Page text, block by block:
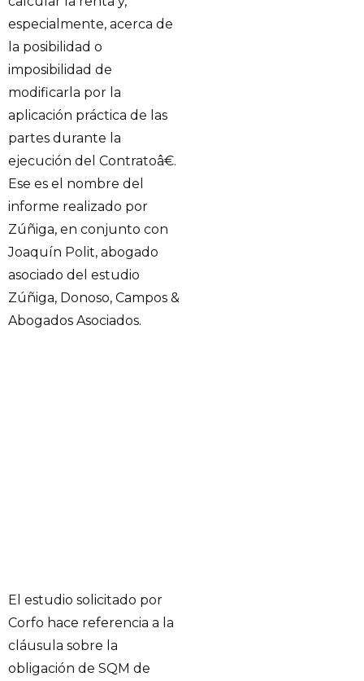
especialmente, acerca de
la posibilidad o
imposibilidad de
modificarla por la
aplicación práctica de las
partes durante la
ejecución del Contratoâ€.
Ese es el nombre del
informe realizado por
Zúñiga, en conjunto con
Joaquín Polit, abogado
asociado del estudio
Zúñiga, Donoso, Campos &
Abogados Asociados.
El estudio solicitado por
Corfo hace referencia a la
cláusula sobre la
obligación de SQM de